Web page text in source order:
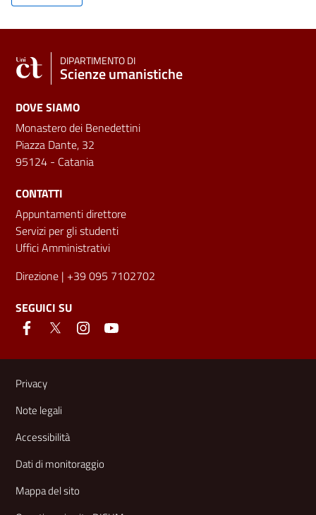
DIPARTIMENTO DI
Scienze umanistiche
DOVE SIAMO
Monastero dei Benedettini
Piazza Dante, 32
95124 - Catania
CONTATTI
Appuntamenti direttore
Servizi per gli studenti
Uffici Amministrativi
Direzione | +39 095 7102702
SEGUICI SU
Link e informazioni utili
Privacy
Note legali
Accessibilità
Dati di monitoraggio
Mappa del sito